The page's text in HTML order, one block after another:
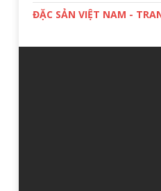
ĐẶC SẢN VIỆT NAM -